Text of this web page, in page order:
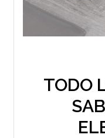
TODO